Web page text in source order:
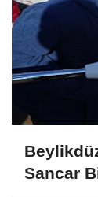
Sancar